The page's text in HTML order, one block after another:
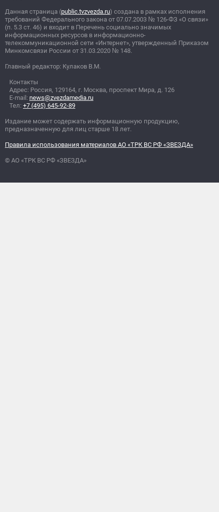
Данная страница (public.tvzvezda.ru) создана в рамках исполнения
требований Федерального закона от 07.07.2003 № 126-ФЗ «О связи»
(п. 5.3 ст. 46) и входит в Перечень социально значимых
информационных ресурсов в информационно-
телекоммуникационной сети «Интернет», утвержденный Приказом
Минкомсвязи России от 31.03.2020 № 148.
Главный редактор: Кулаков В.М.
Контакты
Адрес: Россия, 129164, г. Москва, проспект Мира, д. 126
E-mail: news@zvezdamedia.ru
Тел: +7 (495) 645-92-89
Издание может содержать информационную продукцию,
предназначенную для лиц старше 18 лет.
Правила использования материалов АО «ТРК ВС РФ «ЗВЕЗДА»
© АО «ТРК ВС РФ «ЗВЕЗДА»